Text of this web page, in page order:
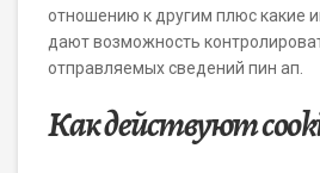
отношению к другим плюс какие
дают возможность
отправляемых сведений пин ап.
Как действуют